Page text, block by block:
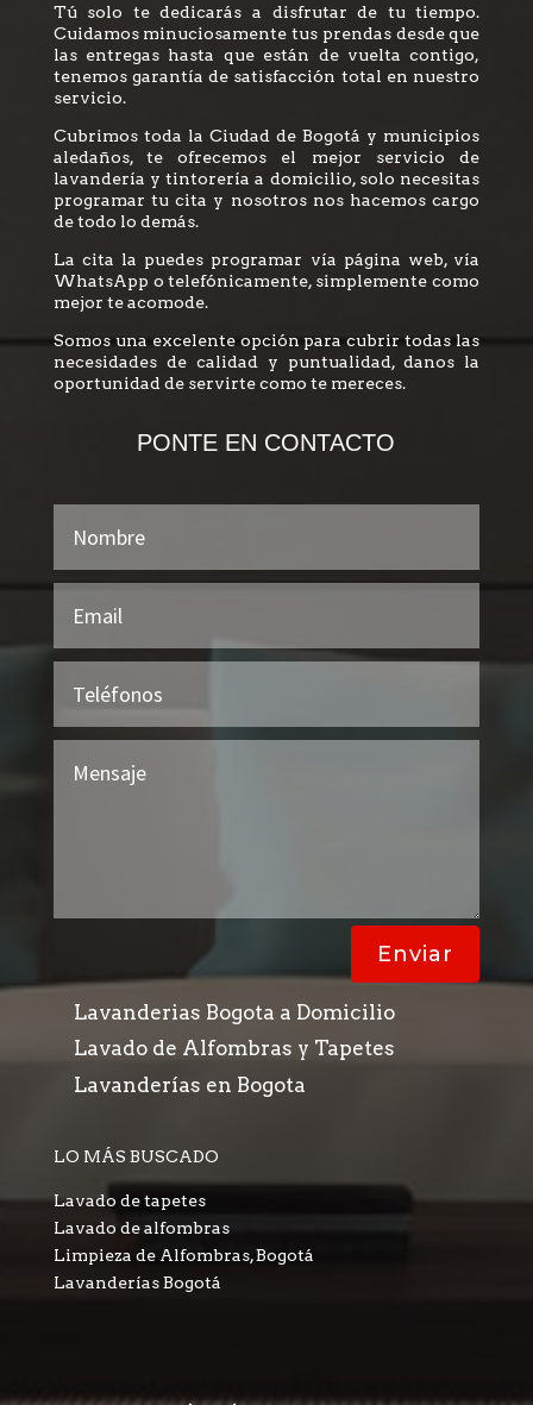
Tú solo te dedicarás a disfrutar de tu tiempo.
Cuidamos minuciosamente tus prendas desde que
las entregas hasta que están de vuelta contigo,
tenemos garantía de satisfacción total en nuestro
servicio.
Cubrimos toda la Ciudad de Bogotá y municipios
aledaños, te ofrecemos el mejor servicio de
lavandería y tintorería a domicilio, solo necesitas
programar tu cita y nosotros nos hacemos cargo
de todo lo demás.
La cita la puedes programar vía página web, vía
WhatsApp o telefónicamente, simplemente como
mejor te acomode.
Somos una excelente opción para cubrir todas las
necesidades de calidad y puntualidad, danos la
oportunidad de servirte como te mereces.
PONTE EN CONTACTO
Enviar
Lavanderias Bogota a Domicilio
Lavado de Alfombras y Tapetes
Lavanderías en Bogota
LO MÁS BUSCADO
Lavado de tapetes
Lavado de alfombras
Limpieza de Alfombras, Bogotá
Lavanderías Bogotá